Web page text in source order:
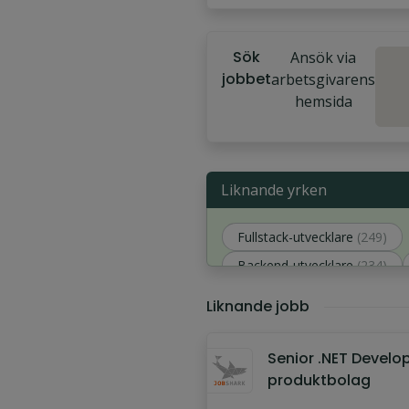
Sök
jobbet
Ansök via
arbetsgivarens
hemsida
Liknande yrken
Fullstack-utvecklare (249)
Backend-utvecklare (234)
Liknande jobb
Senior .NET
produktbolag